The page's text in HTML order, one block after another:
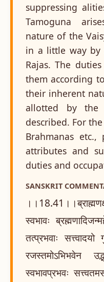
suppressing
Tamoguna
nature of the
in a little way by
Rajas. The
them according
their inherent
allotted by the
described. For
Brahmanas etc.,
attributes and
duties and
SANSKRIT
स्वभावः
तत्प्रभवाः
रजस्तमोऽभिभवेन
स्वभावप्रभवः